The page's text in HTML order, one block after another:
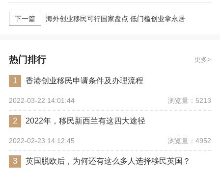
下一篇 海外创业移民可行国家盘点 低门槛创业拿永居
热门排行 更多
1 香港创业移民申请条件及办理流程
2022-03-22 14:01:44 浏览量：5213
2 2022年，移民新西兰有这四大途径
2022-02-23 14:12:45 浏览量：4952
3 英国脱欧后，为何还有这么多人选择移民英国？